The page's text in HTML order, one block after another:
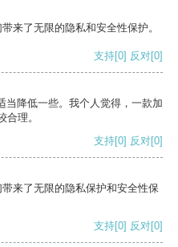
来了无限的隐私和安全性保护。
支持[0] 反对[0]
当降低一些。我个人觉得，一款加
理。
支持[0] 反对[0]
来了无限的隐私保护和安全性保
支持[0] 反对[0]